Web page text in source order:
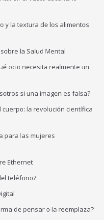
y la textura de los alimentos
la Salud Mental
ocio necesita realmente un
si una imagen es falsa?
cuerpo: la revolución científica
para las mujeres
Ethernet
teléfono?
de pensar o la reemplaza?